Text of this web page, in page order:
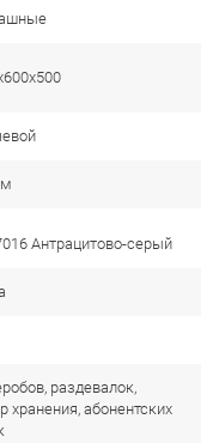
Антрацитово-серый
раздевалок,
хранения, абонентских